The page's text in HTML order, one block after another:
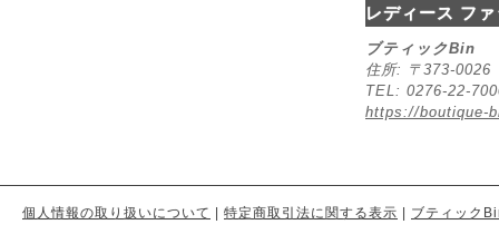
レディース フ
ブティックBin
住所: 〒373-
TEL: 0276-22-
https://boutique-
個人情報の取り扱いについて 特定商取引法に関する表示 ブティック